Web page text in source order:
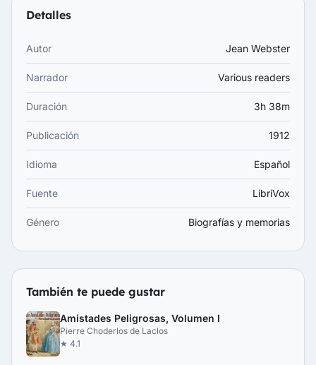
Detalles
Autor Jean Webster
Narrador Various readers
Duración 3h 38m
Publicación 1912
Idioma Español
Fuente LibriVox
Género Biografías y memorias
También te puede gustar
Amistades Peligrosas, Volumen I
Pierre Choderlos de Laclos
★ 4.1